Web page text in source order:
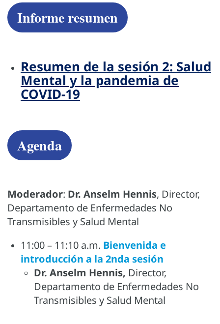
Informe resumen
Resumen de la sesión 2: Salud
Mental y la pandemia de
COVID-19
Agenda
Moderador: Dr. Anselm Hennis, Director,
Departamento de Enfermedades No
Transmisibles y Salud Mental
11:00 – 11:10 a.m. Bienvenida e
introducción a la 2nda sesión
Dr. Anselm Hennis, Director,
Departamento de Enfermedades No
Transmisibles y Salud Mental